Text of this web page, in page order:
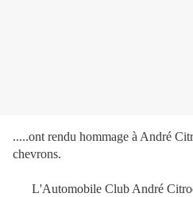
.....ont rendu hommage à André
chevrons.
L'Automobile Club André